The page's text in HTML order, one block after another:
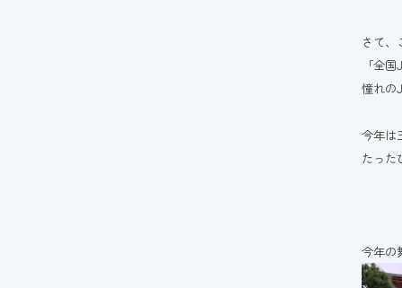
さて、
「全
憧れの
今年は
たった
今年の